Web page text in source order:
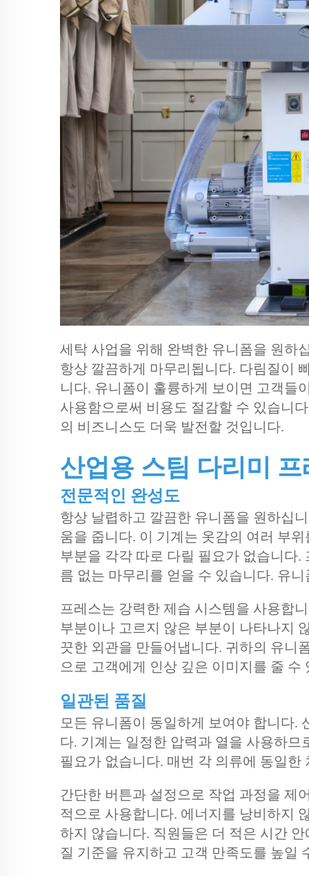
세탁 사업을 위해 완벽한 유니폼을 원하
항상 깔끔하게 마무리됩니다. 다림질이
니다. 유니폼이 훌륭하게 보이면 고객들
사용함으로써 비용도 절감할 수 있습니
의 비즈니스도 더욱 발전할 것입니다.
산업용 스팀 다리미
전문적인 완성도
항상 날렵하고 깔끔한 유니폼을 원하십
움을 줍니다. 이 기계는 옷감의 여러 부
부분을 각각 따로 다릴 필요가 없습니다
름 없는 마무리를 얻을 수 있습니다. 유
프레스는 강력한 제습 시스템을 사용합
부분이나 고르지 않은 부분이 나타나지
끗한 외관을 만들어냅니다. 귀하의 유니
으로 고객에게 인상 깊은 이미지를 줄 수
일관된 품질
모든 유니폼이 동일하게 보여야 합니다.
다. 기계는 일정한 압력과 열을 사용하
필요가 없습니다. 매번 각 의류에 동일한
간단한 버튼과 설정으로 작업 과정을 제
적으로 사용합니다. 에너지를 낭비하지
하지 않습니다. 직원들은 더 적은 시간
질 기준을 유지하고 고객 만족도를 높일